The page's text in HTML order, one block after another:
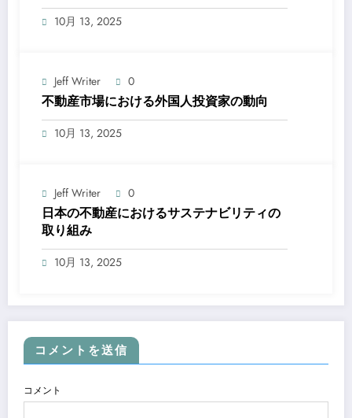
10月 13, 2025
Jeff Writer 0
不動産市場における外国人投資家の動向
10月 13, 2025
Jeff Writer 0
日本の不動産におけるサステナビリティの
取り組み
10月 13, 2025
コメントを送信
コメント